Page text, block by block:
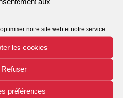
notre site web et notre service.
les cookies
Refuser
préférences
par la sensibilisation aux
adopter
aux bonnes pratiques à